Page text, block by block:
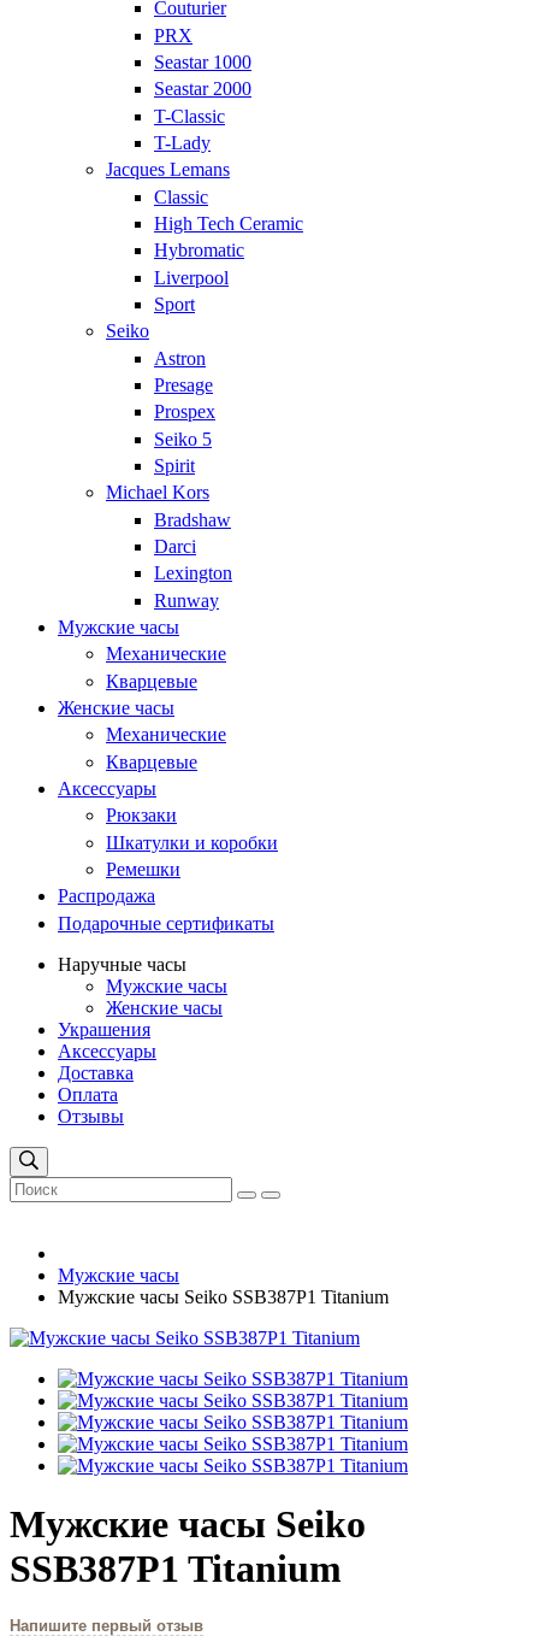
Couturier
PRX
Seastar 1000
Seastar 2000
T-Classic
T-Lady
Jacques Lemans
Classic
High Tech Ceramic
Hybromatic
Liverpool
Sport
Seiko
Astron
Presage
Prospex
Seiko 5
Spirit
Michael Kors
Bradshaw
Darci
Lexington
Runway
Мужские часы
Механические
Кварцевые
Женские часы
Механические
Кварцевые
Аксессуары
Рюкзаки
Шкатулки и коробки
Ремешки
Распродажа
Подарочные сертификаты
Наручные часы
Мужские часы
Женские часы
Украшения
Аксессуары
Доставка
Оплата
Отзывы
Мужские часы
Мужские часы Seiko SSB387P1 Titanium
Мужские часы Seiko
SSB387P1 Titanium
Напишите первый отзыв